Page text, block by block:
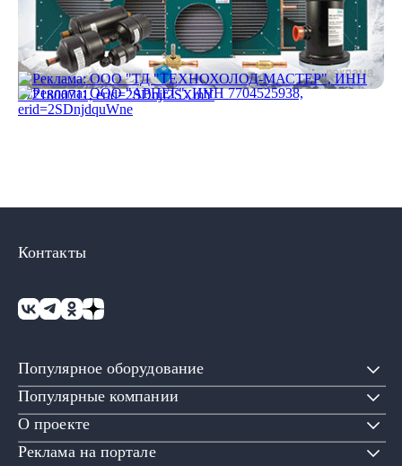
Популярное оборудование
Популярные компании
О проекте
Реклама на портале
Контакты